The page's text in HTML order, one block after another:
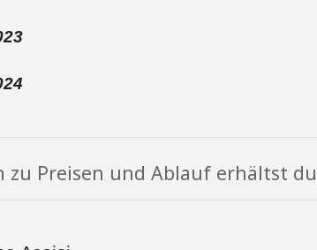
Preisen und Ablauf erhältst